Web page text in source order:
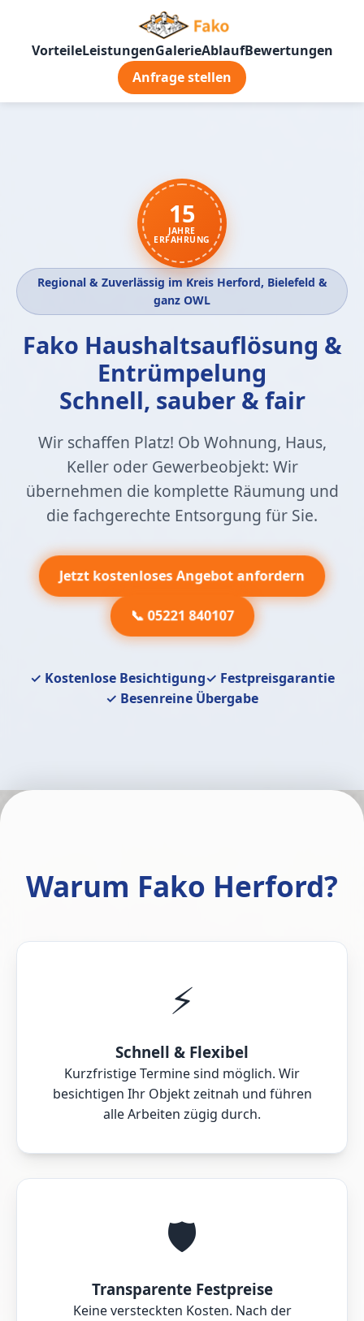
VorteileLeistungenGalerieAblaufBewertungen
Anfrage stellen
15
JAHRE
ERFAHRUNG
Regional & Zuverlässig im Kreis Herford, Bielefeld &
ganz OWL
Fako Haushaltsauflösung &
Entrümpelung
Schnell, sauber & fair
Wir schaffen Platz! Ob Wohnung, Haus,
Keller oder Gewerbeobjekt: Wir
übernehmen die komplette Räumung und
die fachgerechte Entsorgung für Sie.
Jetzt kostenloses Angebot anfordern
📞 05221 840107
✓ Kostenlose Besichtigung✓ Festpreisgarantie
✓ Besenreine Übergabe
Warum Fako Herford?
⚡
Schnell & Flexibel
Kurzfristige Termine sind möglich. Wir
besichtigen Ihr Objekt zeitnah und führen
alle Arbeiten zügig durch.
🛡️
Transparente Festpreise
Keine versteckten Kosten. Nach der